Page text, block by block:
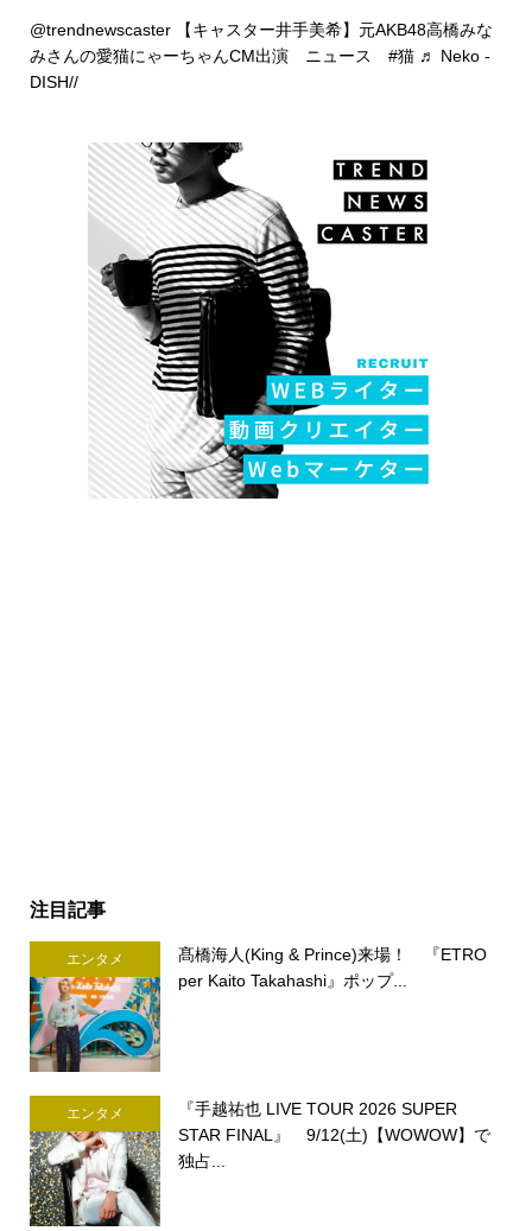
@trendnewscaster【キャスター井手美希】元AKB48高橋みな
みさんの愛猫にゃーちゃんCM出演 ニュース #猫 ♬ Neko -
DISH//
注目記事
エンタメ
髙橋海人(King & Prince)来場！ 『ETRO
per Kaito Takahashi』ポップ...
エンタメ
『手越祐也 LIVE TOUR 2026 SUPER
STAR FINAL』 9/12(土)【WOWOW】で
独占...